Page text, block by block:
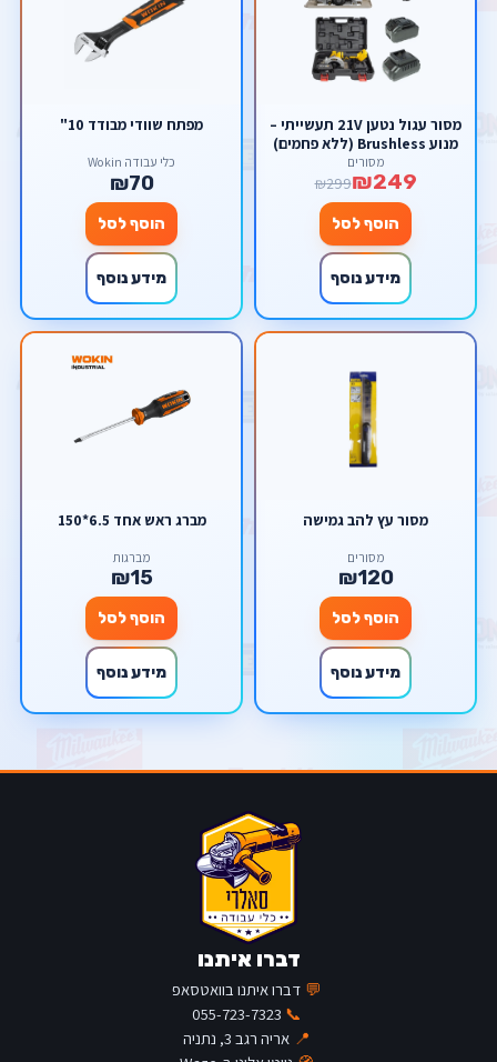
מסור עגול נטען 21V תעשייתי –
מנוע Brushless (ללא פחמים)
כולל ערכה מלאה במזוודה
קשיחה Scorpion
מסורים
₪249
₪299
הוסף לסל
מידע נוסף
מפתח שוודי מבודד 10"
כלי עבודה Wokin
₪70
הוסף לסל
מידע נוסף
מסור עץ להב גמישה
מסורים
₪120
הוסף לסל
מידע נוסף
מברג ראש אחד 6.5*150
מברגות
₪15
הוסף לסל
מידע נוסף
דברו איתנו
💬 דברו איתנו בוואטסאפ
📞
055-723-7323
📍 אריה רגב 3, נתניה